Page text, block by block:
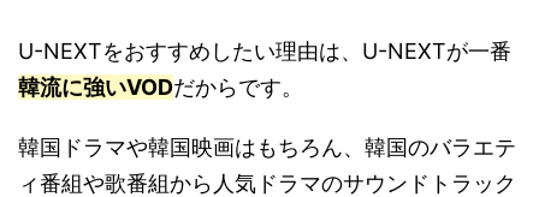
U-NEXTをおすすめしたい理由は、U-NEXTが一番
韓流に強いVODだからです。
韓国ドラマや韓国映画はもちろん、韓国のバラエテ
ィ番組や歌番組から人気ドラマのサウンドトラック